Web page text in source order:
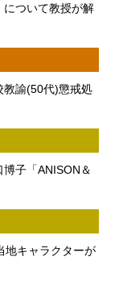
ついて教授が解
諭(50代)懲戒処
子「ANISON＆
キャラクターが